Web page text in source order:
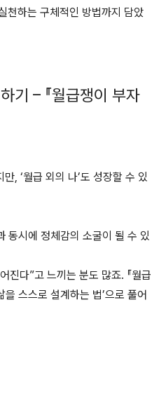
천하는 구체적인 방법까지 담았
기 – 『월급쟁이 부자
, ‘월급 외의 나’도 성장할 수 있
동시에 정체감의 소굴이 될 수 있
진다”고 느끼는 분도 많죠. 『월급
을 스스로 설계하는 법’으로 풀어